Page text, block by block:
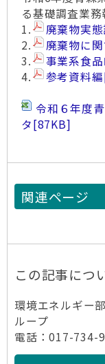
る基礎調査業務
1.
廃棄物実
2.
廃棄物に
3.
事業系食
4.
参考資料編
令和６年度
タ[87KB]
関連ページ
この記事につ
環境エネルギー
ループ
電話：017-